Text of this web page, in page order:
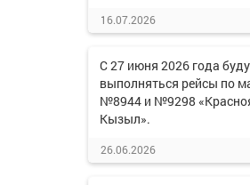
16.07.2026
С 27 июня 2026 года
выполняться рейсы по
№8944 и №9298
Кызыл».
26.06.2026